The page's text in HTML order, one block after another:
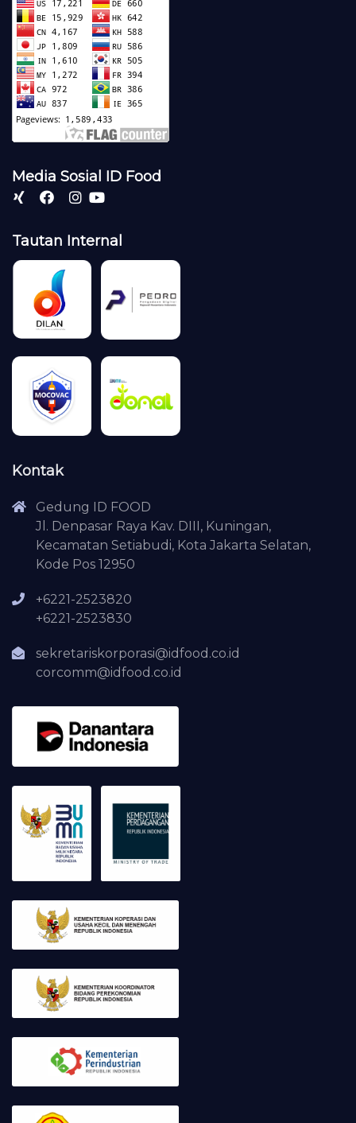
Media Sosial ID Food
Tautan Internal
Kontak
Gedung ID FOOD
Jl. Denpasar Raya Kav. DIII, Kuningan,
Kecamatan Setiabudi, Kota Jakarta Selatan,
Kode Pos 12950
+6221-2523820
+6221-2523830
sekretariskorporasi@idfood.co.id
corcomm@idfood.co.id